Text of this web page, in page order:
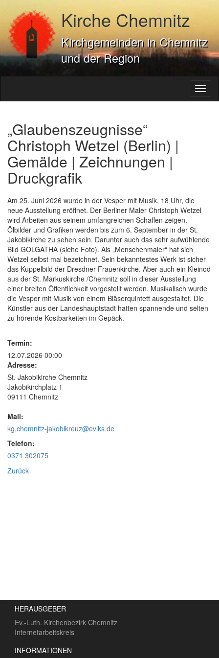
Kirche Chemnitz
Kirchgemeinden in Chemnitz
und der Region
„Glaubenszeugnisse“
Christoph Wetzel (Berlin) |
Gemälde | Zeichnungen |
Druckgrafik
Am 25. Juni 2026 wurde in der Vesper mit Musik, 18 Uhr, die
neue Ausstellung eröffnet. Der Berliner Maler Christoph Wetzel
wird Arbeiten aus seinem umfangreichen Schaffen zeigen.
Ölbilder und Grafiken werden bis zum 6. September in der St.
Jakobikirche zu sehen sein. Darunter auch das sehr aufwühlende
Bild GOLGATHA (siehe Foto). Als „Menschenmaler“ hat sich
Wetzel selbst mal bezeichnet. Sein bekanntestes Werk ist sicher
das Kuppelbild der Dresdner Frauenkirche. Aber auch ein Kleinod
aus der St. Markuskirche /Chemnitz soll in dieser Ausstellung
einer breiten Öffentlichkeit vorgestellt werden. Musikalisch wurde
die Vesper mit Musik von einem Bläserquintett ausgestaltet. Die
Künstler aus der Landeshauptstadt hatten spannende und selten
zu hörende Kostbarkeiten im Gepäck.
Termin:
12.07.2026 00:00
Adresse:
St. Jakobikirche Chemnitz
Jakobikirchplatz 1
09111 Chemnitz
Mail:
kg.chemnitz-jakobikreuz@evlks.de
Telefon:
0371 302075
Zurück
HERAUSGEBER
Ev.-Luth. Kirchenbezirk Chemnitz
Internetarbeitskreis
INFORMATIONEN